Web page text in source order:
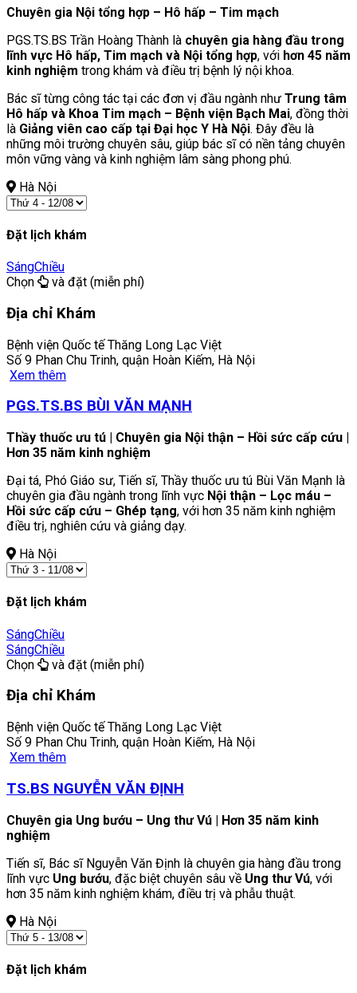
Chuyên gia Nội tổng hợp – Hô hấp – Tim mạch
PGS.TS.BS Trần Hoàng Thành là chuyên gia hàng đầu trong
lĩnh vực Hô hấp, Tim mạch và Nội tổng hợp, với hơn 45 năm
kinh nghiệm trong khám và điều trị bệnh lý nội khoa.
Bác sĩ từng công tác tại các đơn vị đầu ngành như Trung tâm
Hô hấp và Khoa Tim mạch – Bệnh viện Bạch Mai, đồng thời
là Giảng viên cao cấp tại Đại học Y Hà Nội. Đây đều là
những môi trường chuyên sâu, giúp bác sĩ có nền tảng chuyên
môn vững vàng và kinh nghiệm lâm sàng phong phú.
Hà Nội
Đặt lịch khám
SángChiều
Chọn
và đặt (miễn phí)
Địa chỉ Khám
Bệnh viện Quốc tế Thăng Long Lạc Việt
Số 9 Phan Chu Trinh, quận Hoàn Kiếm, Hà Nội
Xem thêm
PGS.TS.BS BÙI VĂN MẠNH
Thầy thuốc ưu tú | Chuyên gia Nội thận – Hồi sức cấp cứu |
Hơn 35 năm kinh nghiệm
Đại tá, Phó Giáo sư, Tiến sĩ, Thầy thuốc ưu tú Bùi Văn Mạnh là
chuyên gia đầu ngành trong lĩnh vực Nội thận – Lọc máu –
Hồi sức cấp cứu – Ghép tạng, với hơn 35 năm kinh nghiệm
điều trị, nghiên cứu và giảng dạy.
Hà Nội
Đặt lịch khám
SángChiều
SángChiều
Chọn
và đặt (miễn phí)
Địa chỉ Khám
Bệnh viện Quốc tế Thăng Long Lạc Việt
Số 9 Phan Chu Trinh, quận Hoàn Kiếm, Hà Nội
Xem thêm
TS.BS NGUYỄN VĂN ĐỊNH
Chuyên gia Ung bướu – Ung thư Vú | Hơn 35 năm kinh
nghiệm
Tiến sĩ, Bác sĩ Nguyễn Văn Định là chuyên gia hàng đầu trong
lĩnh vực Ung bướu, đặc biệt chuyên sâu về Ung thư Vú, với
hơn 35 năm kinh nghiệm khám, điều trị và phẫu thuật.
Hà Nội
Đặt lịch khám